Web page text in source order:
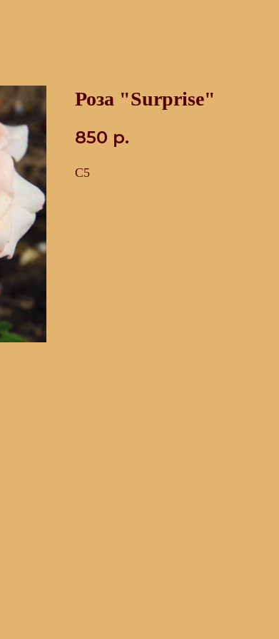
Роза "Surprise"
850 р.
С5